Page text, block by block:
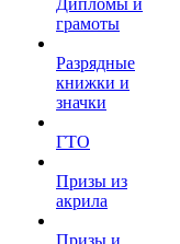
Дипломы и
грамоты
Разрядные
книжки и
значки
ГТО
Призы из
акрила
Призы и